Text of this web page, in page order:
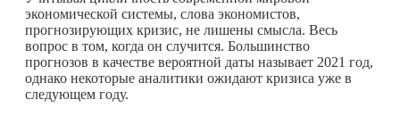
экономической системы, слова экономистов,
прогнозирующих кризис, не лишены смысла. Весь
вопрос в том, когда он случится. Большинство
прогнозов в качестве вероятной даты называет 2021 год,
однако некоторые аналитики ожидают кризиса уже в
следующем году.